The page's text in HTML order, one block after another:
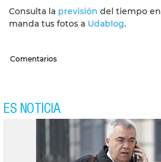
Consulta la previsión del tiempo en
manda tus fotos a Udablog.
Comentarios
ES NOTICIA